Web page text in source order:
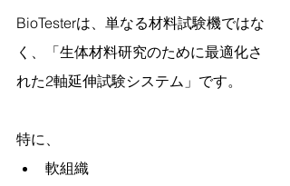
BioTesterは、単なる材料試験機ではな
く、「生体材料研究のために最適化さ
れた2軸延伸試験システム」です。
特に、
軟組織